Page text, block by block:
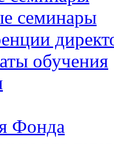
семинары
обучения
Фонда